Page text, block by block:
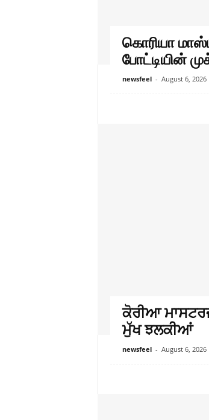
கொரியா
போட்டியின்
newsfeel - August 6, 2026
ਕੋਰੀਆ
ਮੁੱਖ ਝਲਕੀਆਂ
newsfeel - August 6, 2026